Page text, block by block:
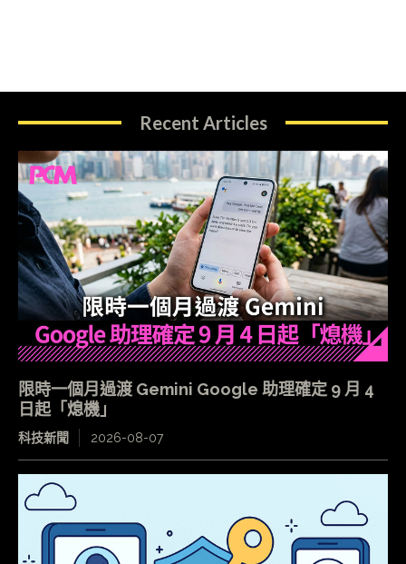
Recent Articles
限時一個月過渡 Gemini Google 助理確定 9 月 4
日起「熄機」
科技新聞 2026-08-07